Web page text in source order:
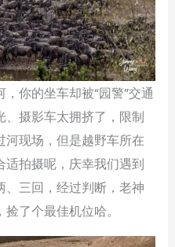
你的坐车却被“园警”交通
摄影车太拥挤了，限制
河现场，但是越野车所在
拍摄呢，庆幸我们遇到
三回，经过判断，老神
了个最佳机位哈。